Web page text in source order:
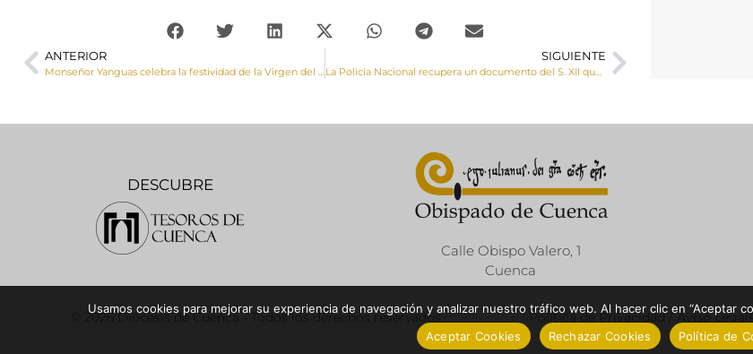
ANTERIOR SIGUIENTE
DESCUBRE
Calle Obispo Valero, 1
Cuenca
© 2026 Diócesis de Cuenca - Todos los derechos reservados Política de Privacidad / Aviso Legal
Usamos cookies para mejorar su experiencia de navegación y analizar nuestro tráfico web. Al hacer clic en “Aceptar
Aceptar Cookies
Rechazar Cookies Política de